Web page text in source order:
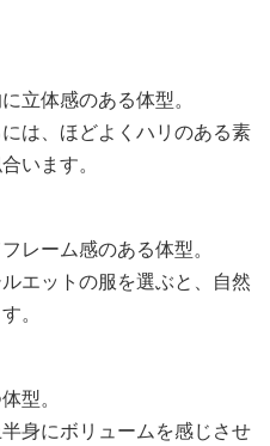
立体感のある体型。
は、ほどよくハリのある素
います。
レーム感のある体型。
エットの服を選ぶと、自然
。
型。
身にボリュームを感じさせ